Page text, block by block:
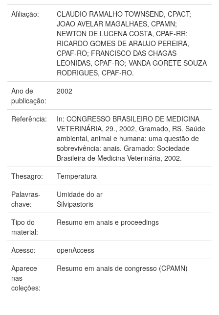
Afiliação:
CLAUDIO RAMALHO TOWNSEND, CPACT;
JOAO AVELAR MAGALHAES, CPAMN;
NEWTON DE LUCENA COSTA, CPAF-RR;
RICARDO GOMES DE ARAUJO PEREIRA,
CPAF-RO; FRANCISCO DAS CHAGAS
LEONIDAS, CPAF-RO; VANDA GORETE SOUZA
RODRIGUES, CPAF-RO.
Ano de
publicação:
2002
Referência:
In: CONGRESSO BRASILEIRO DE MEDICINA
VETERINÁRIA, 29., 2002, Gramado, RS. Saúde
ambiental, animal e humana: uma questão de
sobrevivência: anais. Gramado: Sociedade
Brasileira de Medicina Veterinária, 2002.
Thesagro:
Temperatura
Palavras-
chave:
Umidade do ar
Silvipastoris
Tipo do
material:
Resumo em anais e proceedings
Acesso:
openAccess
Aparece
nas
coleções:
Resumo em anais de congresso (CPAMN)